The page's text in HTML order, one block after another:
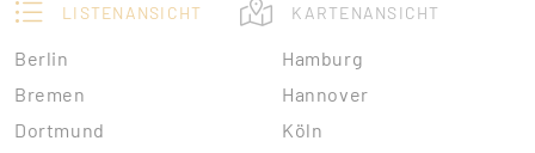
LISTENANSICHT KARTENANSICHT
Berlin
Bremen
Dortmund
Hamburg
Hannover
Köln